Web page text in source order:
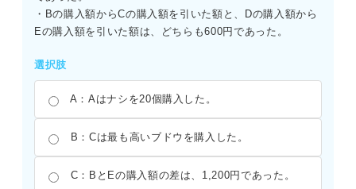
・Bの購入額からCの購入額を引いた額と、Dの購入額から
Eの購入額を引いた額は、どちらも600円であった。
選択肢
A：Aはナシを20個購入した。
B：Cは最も高いブドウを購入した。
C：BとEの購入額の差は、1,200円であった。